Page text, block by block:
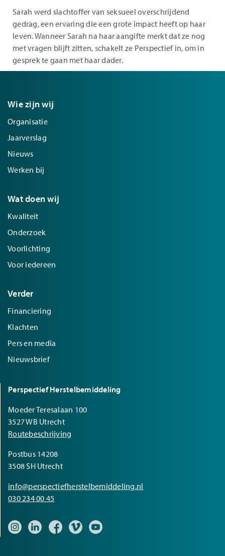
Sarah werd slachtoffer van seksueel overschrijdend
gedrag, een ervaring die een grote impact heeft op haar
leven. Wanneer Sarah na haar aangifte merkt dat ze nog
met vragen blijft zitten, schakelt ze Perspectief in, om in
gesprek te gaan met haar dader.
Wie zijn wij
Organisatie
Jaarverslag
Nieuws
Werken bij
Wat doen wij
Kwaliteit
Onderzoek
Voorlichting
Voor iedereen
Verder
Financiering
Klachten
Pers en media
Nieuwsbrief
Perspectief Herstelbemiddeling
Moeder Teresalaan 100
3527 WB Utrecht
Routebeschrijving
Postbus 14208
3508 SH Utrecht
info@perspectiefherstelbemiddeling.nl
030 234 00 45
Bezoek onze Instagram pagina
Bezoek onze LinkedIn pagina
Bezoek onze Facebook pagina
Bezoek onze Vimeo pagina
Bezoek onze YouTube pagina